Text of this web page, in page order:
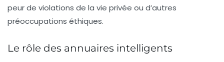
peur de violations de la vie privée ou d’autres
préoccupations éthiques.
Le rôle des annuaires intelligents